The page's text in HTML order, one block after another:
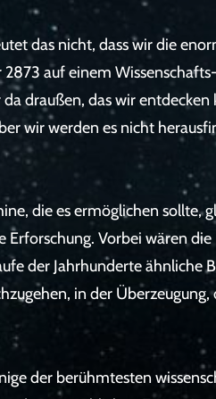
das nicht, dass wir die
auf einem
draußen, das wir
wir werden es nicht
die es ermöglichen sollte,
Vorbei wären die
der Jahrhunderte ähnliche
in der
der berühmtesten